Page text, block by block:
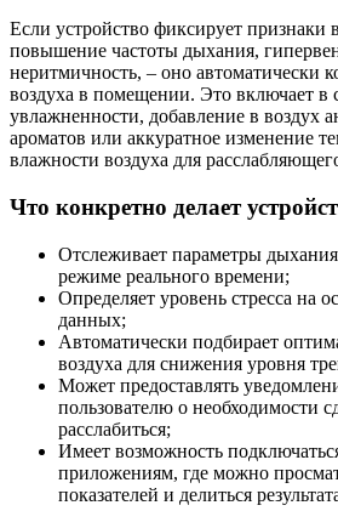
Если устройство фиксирует признаки
повышение частоты дыхания,
неритмичность, – оно автоматически
воздуха в помещении. Это включает в
увлажненности, добавление в воздух
ароматов или аккуратное изменение
влажности воздуха для
Что конкретно делает
Отслеживает параметры дыхания
режиме реального времени;
Определяет уровень стресса на
данных;
Автоматически подбирает
воздуха для снижения уровня
Может предоставлять
пользователю о необходимости
расслабиться;
Имеет возможность
приложениям, где можно
показателей и делиться